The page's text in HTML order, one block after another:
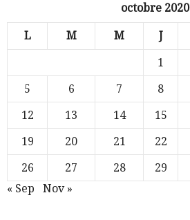
octobre 2020
L M M J
1
5
6 7 8
12
13 14 15
19
20 21 22
26
27 28 29
« Sep
Nov »